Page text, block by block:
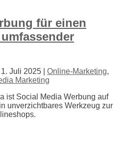
für einen
1. Juli 2025 Online-Marketing,
Marketing
ist Social Media Werbung auf
unverzichtbares Werkzeug zur